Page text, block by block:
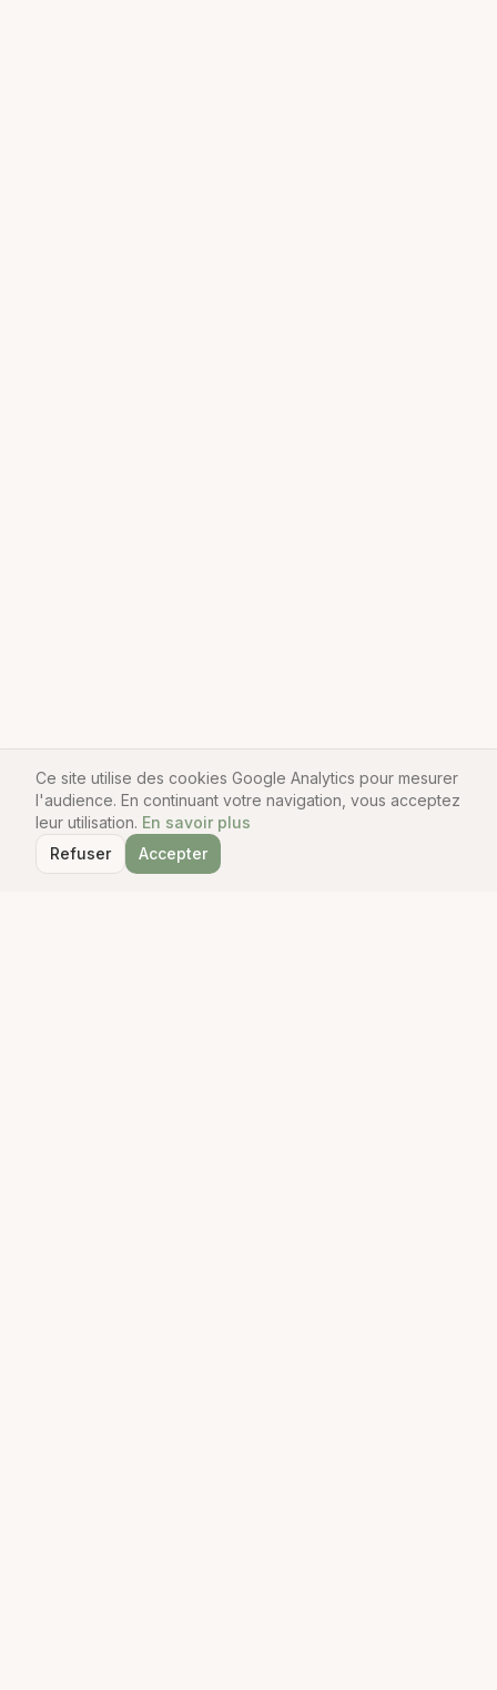
Ce site utilise des cookies Google Analytics pour mesurer
l'audience. En continuant votre navigation, vous acceptez
leur utilisation. En savoir plus
Refuser
Accepter